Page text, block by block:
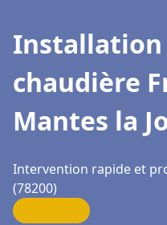
Installation
chaudière
Mantes la
Intervention rapide et
(78200)